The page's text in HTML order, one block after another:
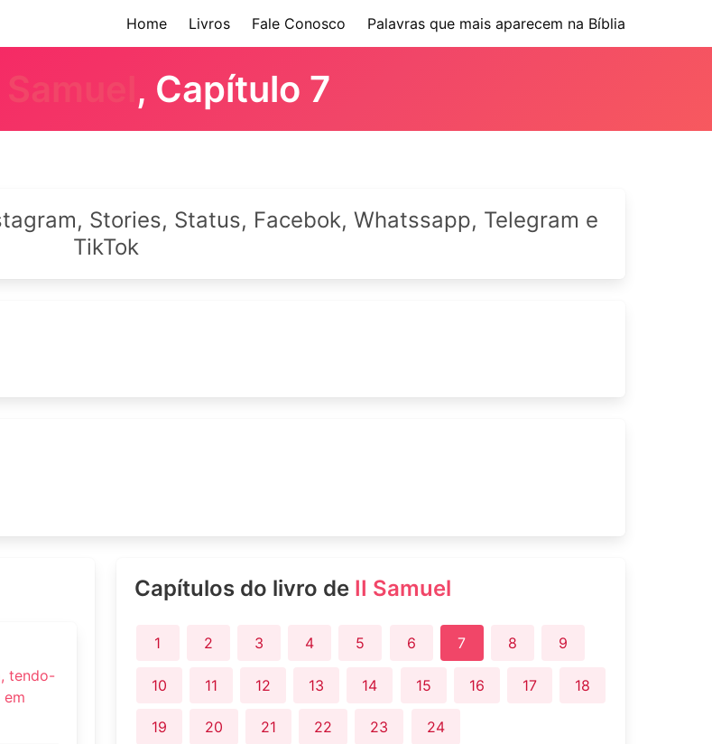
Home Livros Fale Conosco Palavras que mais aparecem na Bíblia
, Capítulo 7
Stories, Status, Facebok, Whatssapp, Telegram e
TikTok
tendo-
Capítulos do livro de II Samuel
1 2 3 4 5 6 7 8 9
10 11 12 13 14 15 16 17 18
19 20 21 22 23 24